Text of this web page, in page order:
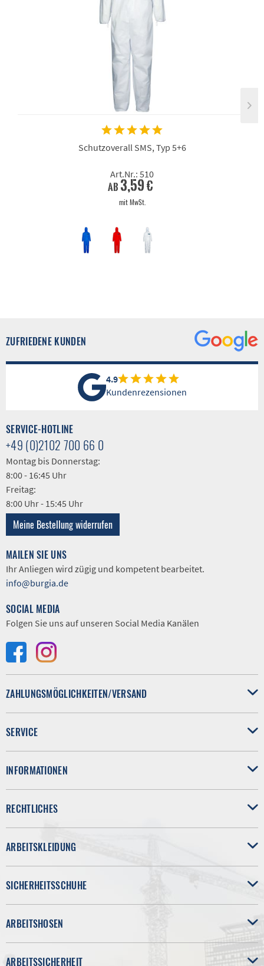
Schutzoverall SMS, Typ 5+6
Art.Nr.: 510
ab 3,59 €
mit MwSt.
ZUFRIEDENE KUNDEN
4.9
Kundenrezensionen
SERVICE-HOTLINE
+49 (0)2102 700 66 0
Montag bis Donnerstag:
8:00 - 16:45 Uhr
Freitag:
8:00 Uhr - 15:45 Uhr
Meine Bestellung widerrufen
MAILEN SIE UNS
Ihr Anliegen wird zügig und kompetent bearbeitet.
info@burgia.de
SOCIAL MEDIA
Folgen Sie uns auf unseren Social Media Kanälen
ZAHLUNGSMÖGLICHKEITEN/VERSAND
SERVICE
INFORMATIONEN
RECHTLICHES
ARBEITSKLEIDUNG
SICHERHEITSSCHUHE
ARBEITSHOSEN
ARBEITSSICHERHEIT